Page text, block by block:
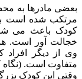
بعضی مادرها به
مرتکب شده است
کودک باعث می
خجالت آور است.
وی از دیگر
متفاوت است. (نگاه
وقتی این کودک